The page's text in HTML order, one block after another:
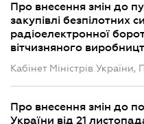
Про внесення змін до
закупівлі безпілотних
радіоелектронної
вітчизняного
Кабінет Міністрів
Про внесення змін до
України від 21